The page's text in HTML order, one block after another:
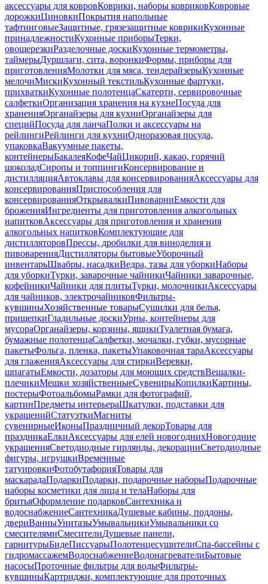
аксессуары для ковровКоврики, наборы ковриковКовровые
дорожкиЦиновкиПокрытия напольные
тафтинговыеЗащитные, грязезащитные коврикиКухонные
принадлежностиКухонные приборыТерки,
овощерезкиРазделочные доскиКухонные термометры,
таймерыДуршлаги, сита, воронкиФормы, приборы для
приготовленияМолотки для мяса, тендерайзерыКухонные
мелочиМискиКухонный текстильКухонные фартуки,
прихваткиКухонные полотенцаСкатерти, сервировочные
салфеткиОрганизация хранения на кухнеПосуда для
храненияОрганайзеры для кухниОрганайзеры для
специйПосуда для ланчаПолки и аксессуары на
рейлингиРейлинги для кухниОдноразовая посуда,
упаковкаВакуумные пакеты,
контейнерыБакалеяКофеЧайЦикорий, какао, горячий
шоколадСиропы и топпингиКонсервирование и
дистилляцияАвтоклавы для консервированияАксессуары для
консервированияПриспособления для
консервированияОткрывалкиПивоварниЕмкости для
броженияИнгредиенты для приготовления алкогольных
напитковАксессуары для приготовления и хранения
алкогольных напитковКомплектующие для
дистилляторовПрессы, дробилки для виноделия и
пивоваренияДистилляторы бытовыеУборочный
инвентарьШвабры, насадкиВедра, тазы для уборкиНаборы
для уборкиТурки, заварочные чайникиЧайники заварочные,
кофейникиЧайники для плитыТурки, молочникиАксессуары
для чайников, электрочайниковФильтры-
кувшиныХозяйственные товарыСушилки для белья,
прищепкиГладильные доскиУрны, контейнеры для
мусораОрганайзеры, корзины, ящикиТуалетная бумага,
бумажные полотенцаСалфетки, мочалки, губки, мусорные
пакетыФольга, пленка, пакетыУпаковочная тараАксессуары
для глаженияАксессуары для стиркиВеревки,
шпагатыЕмкости, дозаторы для моющих средствВешалки-
плечикиМешки хозяйственныеСувенирыКопилкиКартины,
постерыФотоальбомыРамки для фотографий,
картинПредметы интерьераШкатулки, подставки для
украшенийСтатуэткиМагниты
сувенирныеИконыПраздничный декорТовары для
праздникаЕлкиАксессуары для елей новогоднихНовогодние
украшенияСветодиодные гирлянды, декорацииСветодиодные
фигуры, игрушкиВременные
татуировкиФотобутафорияТовары для
маскарадаПодаркиПодарки, подарочные наборыПодарочные
наборы косметики для лица и телаНаборы для
бритьяОформление подарковСантехника и
водоснабжениеСантехникаДушевые кабины, поддоны,
двериВанныУнитазыУмывальникиУмывальники со
смесителямиСмесителиДушевые панели,
гарнитурыБидеПиссуарыПолотенцесушителиСпа-бассейны с
гидромассажемВодоснабжениеВодонагревателиБытовые
насосыПроточные фильтры для водыФильтры-
кувшиныКартриджи, комплектующие для проточных